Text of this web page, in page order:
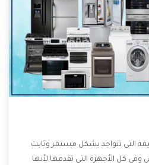
التى تتواجد بشكل مستمر وثابت
وفى كل الأجهزة التى تقدمها لأنها